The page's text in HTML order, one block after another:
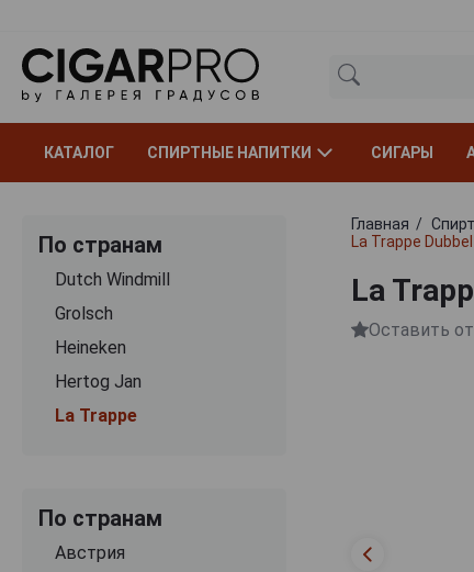
КАТАЛОГ СПИРТНЫЕ НАПИТКИ СИГАРЫ
По странам
Dutch Windmill
Grolsch
Heineken
Hertog Jan
La Trappe
По странам
Австрия
Главная
La Trappe
La
Оставить